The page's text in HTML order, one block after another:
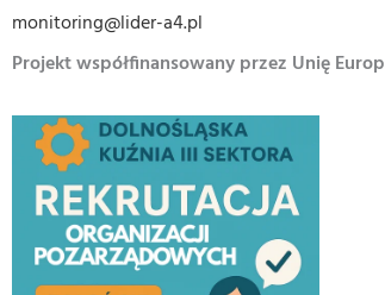
monitoring@lider-a4.pl
Projekt współfinansowany przez Unię